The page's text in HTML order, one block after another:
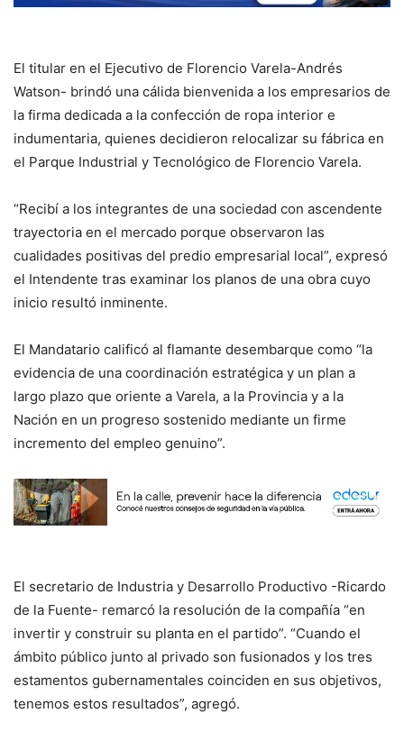
El titular en el Ejecutivo de Florencio Varela-Andrés
Watson- brindó una cálida bienvenida a los empresarios de
la firma dedicada a la confección de ropa interior e
indumentaria, quienes decidieron relocalizar su fábrica en
el Parque Industrial y Tecnológico de Florencio Varela.
“Recibí a los integrantes de una sociedad con ascendente
trayectoria en el mercado porque observaron las
cualidades positivas del predio empresarial local”, expresó
el Intendente tras examinar los planos de una obra cuyo
inicio resultó inminente.
El Mandatario calificó al flamante desembarque como “la
evidencia de una coordinación estratégica y un plan a
largo plazo que oriente a Varela, a la Provincia y a la
Nación en un progreso sostenido mediante un firme
incremento del empleo genuino”.
El secretario de Industria y Desarrollo Productivo -Ricardo
de la Fuente- remarcó la resolución de la compañía “en
invertir y construir su planta en el partido”. “Cuando el
ámbito público junto al privado son fusionados y los tres
estamentos gubernamentales coinciden en sus objetivos,
tenemos estos resultados”, agregó.